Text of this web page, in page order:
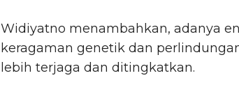
Widiyatno menambahkan, adanya
keragaman genetik dan
lebih terjaga dan ditingkatkan.